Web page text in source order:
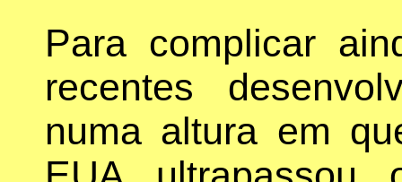
Para complicar
recentes
numa altura em